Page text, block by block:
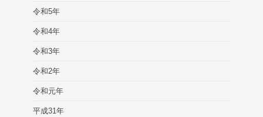
令和5年
令和4年
令和3年
令和2年
令和元年
平成31年